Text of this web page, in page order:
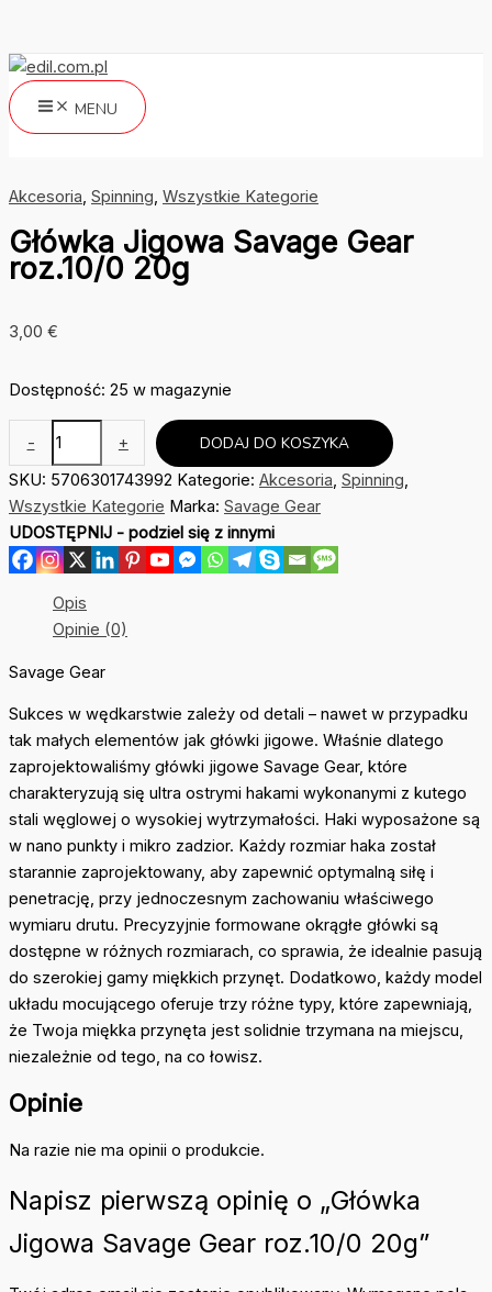
treści
MENU
Akcesoria, Spinning, Wszystkie Kategorie
Główka Jigowa Savage Gear
roz.10/0 20g
3,00 €
Dostępność: 25 w magazynie
-
Jigowa
Savage
Gear
roz.10/0
+ DODAJ DO KOSZYKA
SKU: 5706301743992 Kategorie: Akcesoria, Spinning,
Wszystkie Kategorie Marka: Savage Gear
UDOSTĘPNIJ - podziel się z innymi
Opis
Opinie (0)
Savage Gear
Sukces w wędkarstwie zależy od detali – nawet w przypadku
tak małych elementów jak główki jigowe. Właśnie dlatego
zaprojektowaliśmy główki jigowe Savage Gear, które
charakteryzują się ultra ostrymi hakami wykonanymi z kutego
stali węglowej o wysokiej wytrzymałości. Haki wyposażone są
w nano punkty i mikro zadzior. Każdy rozmiar haka został
starannie zaprojektowany, aby zapewnić optymalną siłę i
penetrację, przy jednoczesnym zachowaniu właściwego
wymiaru drutu. Precyzyjnie formowane okrągłe główki są
dostępne w różnych rozmiarach, co sprawia, że idealnie pasują
do szerokiej gamy miękkich przynęt. Dodatkowo, każdy model
układu mocującego oferuje trzy różne typy, które zapewniają,
że Twoja miękka przynęta jest solidnie trzymana na miejscu,
niezależnie od tego, na co łowisz.
Opinie
Na razie nie ma opinii o produkcie.
Napisz pierwszą opinię o „Główka
Jigowa Savage Gear roz.10/0 20g”